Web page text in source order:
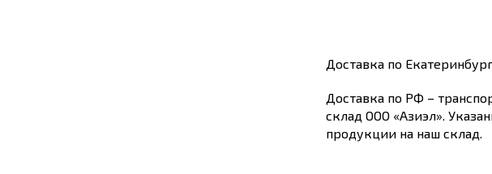
Доставка по
Доставка по РФ –
склад ООО «Азиэл».
продукции на наш склад.